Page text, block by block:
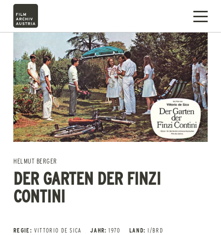
HELMUT BERGER
DER GARTEN DER FINZI
CONTINI
REGIE: VITTORIO DE SICA JAHR: 1970 LAND: I/BRD